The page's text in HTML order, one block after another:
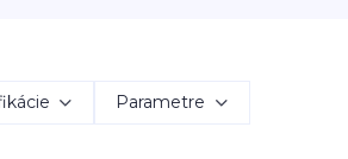
Parametre